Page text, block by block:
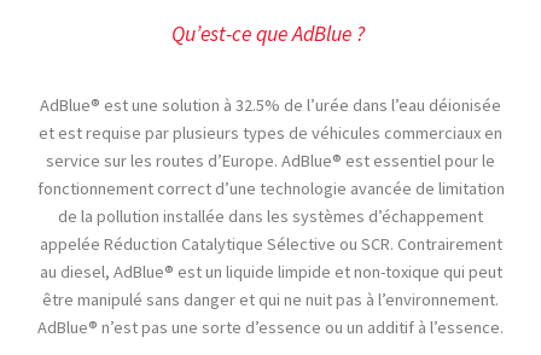
Qu’est-ce que AdBlue ?
AdBlue® est une solution à 32.5% de l’urée dans l’eau déionisée
et est requise par plusieurs types de véhicules commerciaux en
service sur les routes d’Europe. AdBlue® est essentiel pour le
fonctionnement correct d’une technologie avancée de limitation
de la pollution installée dans les systèmes d’échappement
appelée Réduction Catalytique Sélective ou SCR. Contrairement
au diesel, AdBlue® est un liquide limpide et non-toxique qui peut
être manipulé sans danger et qui ne nuit pas à l’environnement.
AdBlue® n’est pas une sorte d’essence ou un additif à l’essence.